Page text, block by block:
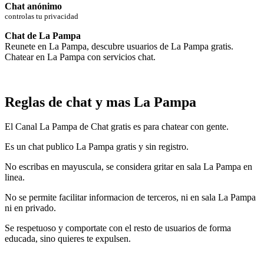
Chat anónimo
controlas tu privacidad
Chat de La Pampa
Reunete en La Pampa, descubre usuarios de La Pampa gratis.
Chatear en La Pampa con servicios chat.
Reglas de chat y mas La Pampa
El Canal La Pampa de Chat gratis es para chatear con gente.
Es un chat publico La Pampa gratis y sin registro.
No escribas en mayuscula, se considera gritar en sala La Pampa en
linea.
No se permite facilitar informacion de terceros, ni en sala La Pampa
ni en privado.
Se respetuoso y comportate con el resto de usuarios de forma
educada, sino quieres te expulsen.